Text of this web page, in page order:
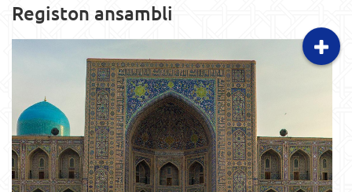
Registon ansambli